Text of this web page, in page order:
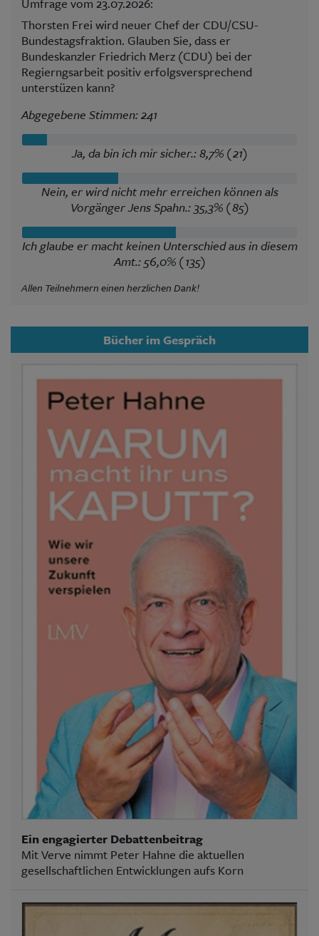
Thorsten Frei wird neuer Chef der CDU/CSU-
Bundestagsfraktion. Glauben Sie, dass er
Bundeskanzler Friedrich Merz (CDU) bei der
Regierngsarbeit positiv erfolgsversprechend
unterstüzen kann?
Abgegebene Stimmen: 241
Ja, da bin ich mir sicher.: 8,7% (21)
Nein, er wird nicht mehr erreichen können als
Vorgänger Jens Spahn.: 35,3% (85)
Ich glaube er macht keinen Unterschied aus in diesem
Amt.: 56,0% (135)
Allen Teilnehmern einen herzlichen Dank!
Bücher im Gespräch
Ein engagierter Debattenbeitrag
Mit Verve nimmt Peter Hahne die aktuellen
gesellschaftlichen Entwicklungen aufs Korn